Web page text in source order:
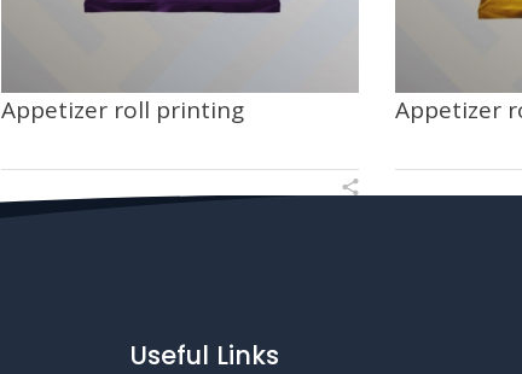
Appetizer roll printing Appetizer
Useful Links